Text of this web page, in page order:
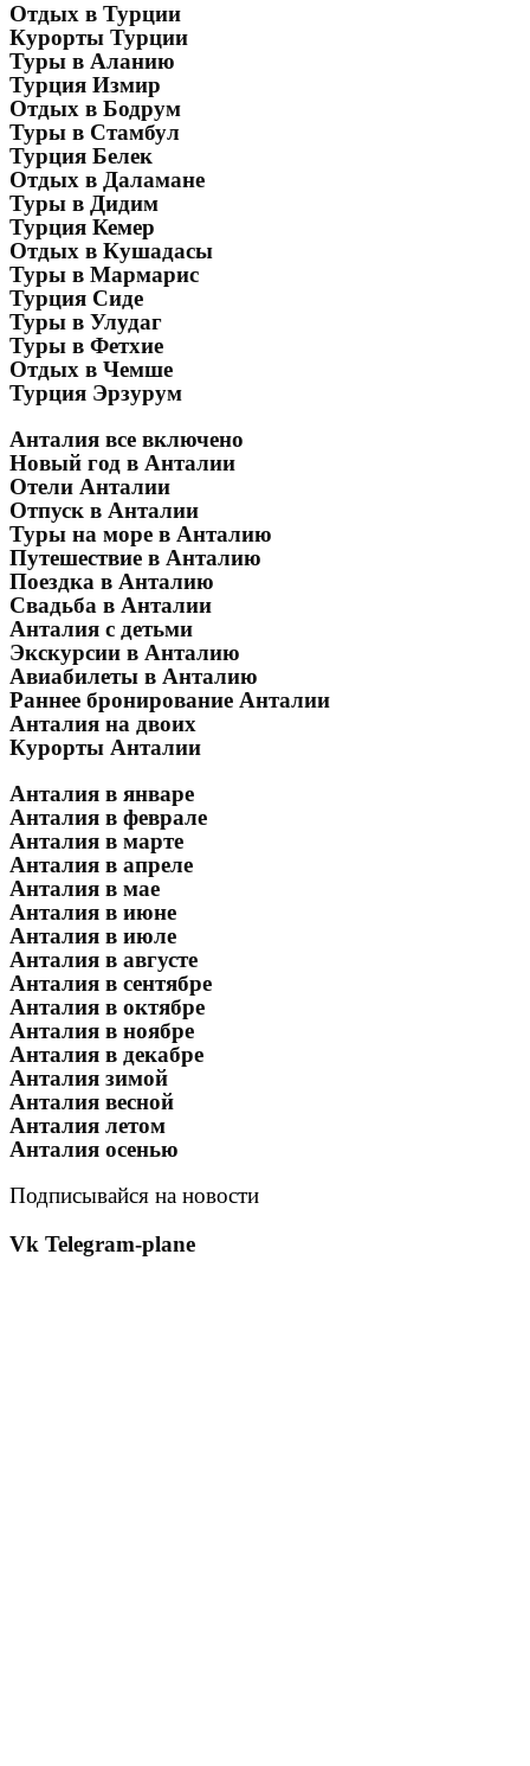
Отдых в Турции
Курорты Турции
Туры в Аланию
Турция Измир
Отдых в Бодрум
Туры в Стамбул
Турция Белек
Отдых в Даламане
Туры в Дидим
Турция Кемер
Отдых в Кушадасы
Туры в Мармарис
Турция Сиде
Туры в Улудаг
Туры в Фетхие
Отдых в Чемше
Турция Эрзурум
Анталия все включено
Новый год в Анталии
Отели Анталии
Отпуск в Анталии
Туры на море в Анталию
Путешествие в Анталию
Поездка в Анталию
Свадьба в Анталии
Анталия с детьми
Экскурсии в Анталию
Авиабилеты в Анталию
Раннее бронирование Анталии
Анталия на двоих
Курорты Анталии
Анталия в январе
Анталия в феврале
Анталия в марте
Анталия в апреле
Анталия в мае
Анталия в июне
Анталия в июле
Анталия в августе
Анталия в сентябре
Анталия в октябре
Анталия в ноябре
Анталия в декабре
Анталия зимой
Анталия весной
Анталия летом
Анталия осенью
Подписывайся на новости
Vk Telegram-plane